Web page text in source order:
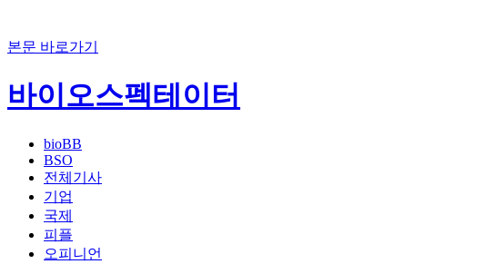
본문 바로가기
바이오스펙테이터
bioBB
BSO
전체기사
기업
국제
피플
오피니언